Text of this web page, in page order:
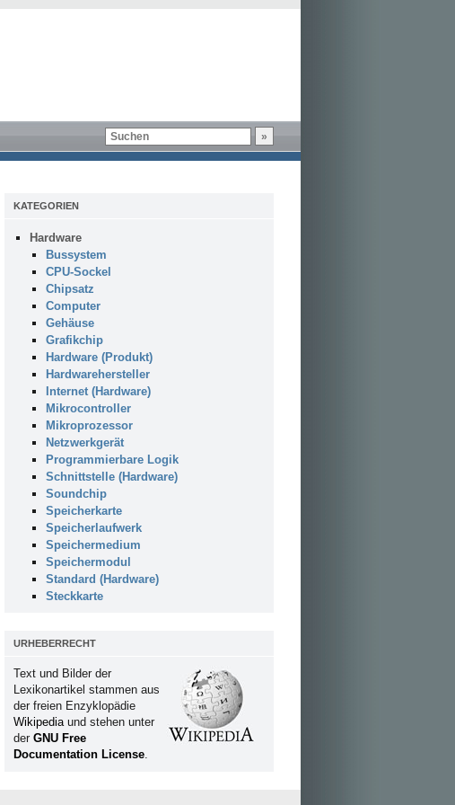
KATEGORIEN
Hardware
Bussystem
CPU-Sockel
Chipsatz
Computer
Gehäuse
Grafikchip
Hardware (Produkt)
Hardwarehersteller
Internet (Hardware)
Mikrocontroller
Mikroprozessor
Netzwerkgerät
Programmierbare Logik
Schnittstelle (Hardware)
Soundchip
Speicherkarte
Speicherlaufwerk
Speichermedium
Speichermodul
Standard (Hardware)
Steckkarte
URHEBERRECHT
Text und Bilder der
Lexikonartikel stammen aus
der freien Enzyklopädie
Wikipediaund stehen unter
der GNU Free
Documentation License.